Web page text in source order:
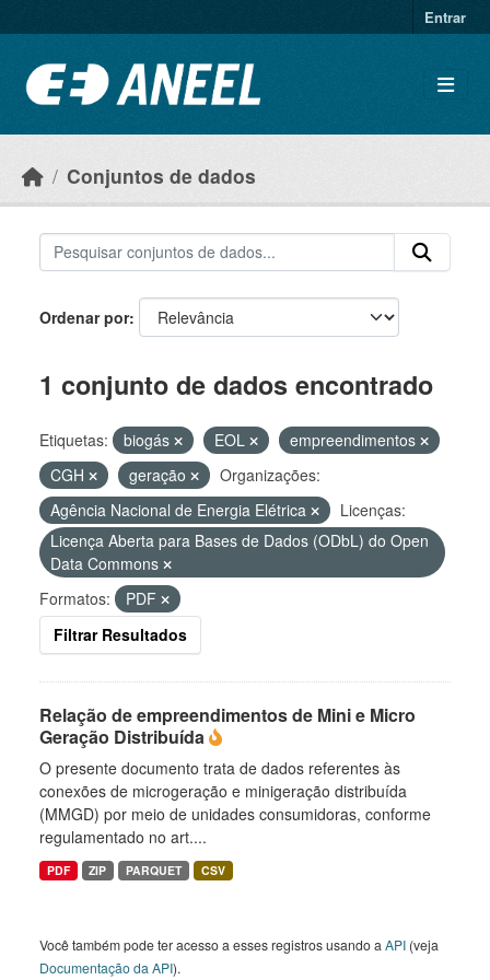
Entrar
Conjuntos de dados
Ordenar por
1 conjunto de dados encontrado
Etiquetas: biogás EOL
empreendimentos
CGH
geração
Organizações:
Agência Nacional de Energia Elétrica
Licenças:
Licença Aberta para Bases de Dados (ODbL) do Open
Data Commons
Formatos:
PDF
Filtrar Resultados
Relação de empreendimentos de Mini e Micro
Geração Distribuída
O presente documento trata de dados referentes às
conexões de microgeração e minigeração distribuída
(MMGD) por meio de unidades consumidoras, conforme
regulamentado no art....
PDF ZIP PARQUET CSV
Você também pode ter acesso a esses registros usando a API (veja
Documentação da API).